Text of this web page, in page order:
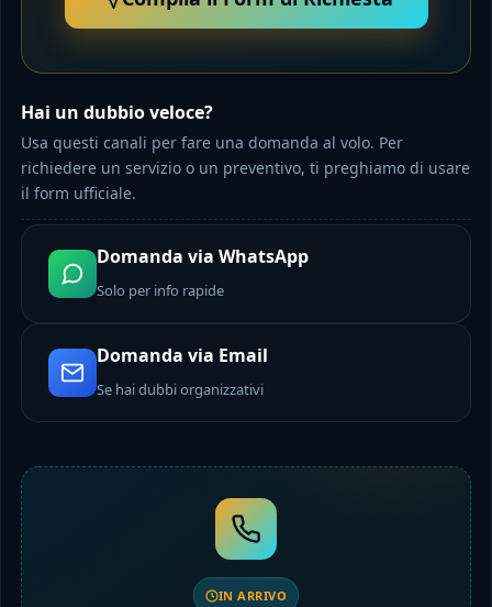
Hai un dubbio veloce?
Usa questi canali per fare una domanda al volo. Per
richiedere un servizio o un preventivo, ti preghiamo di usare
il form ufficiale.
Domanda via WhatsApp
Solo per info rapide
Domanda via Email
Se hai dubbi organizzativi
IN ARRIVO